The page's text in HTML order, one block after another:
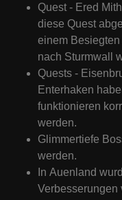
Quest - Ered
diese Quest
einem
nach Sturmwall
Quests -
Enterhaken
funktionieren
werden.
Glimmertiefe
werden.
In Auenland
Verbesserungen